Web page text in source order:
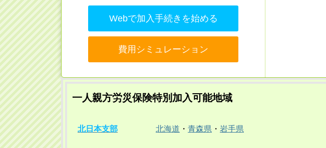
Webで加入手続きを始める
費用シミュレーション
一人親方労災保険特別加入可能地域
北日本支部 北海道 ・ 青森県 ・ 岩手県